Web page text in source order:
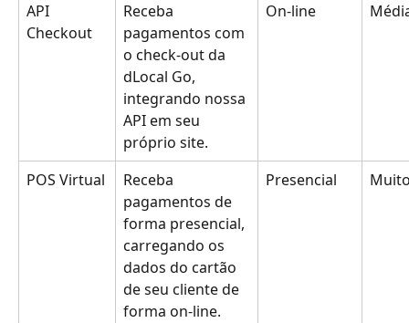
API
Checkout
Receba
pagamentos com
o check-out da
dLocal Go,
integrando nossa
API em seu
próprio site.
On-line
POS Virtual
Receba
pagamentos de
forma presencial,
carregando os
dados do cartão
de seu cliente de
forma on-line.
Presencial